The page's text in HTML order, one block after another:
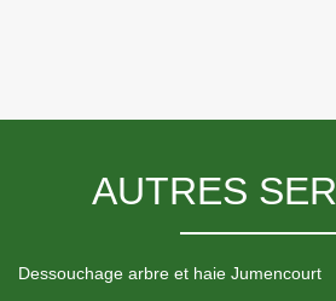
AUTRES
Dessouchage arbre et haie Jumencourt